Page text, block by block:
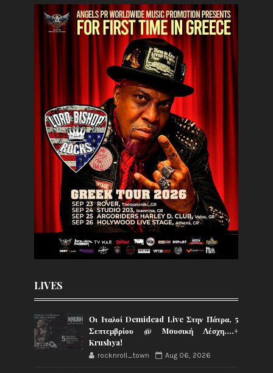
LIVES
Οι Ιταλοί Demidead Live Στην Πάτρα, 5
Σεπτεμβρίου @ Moυσική Λέσχη….+
Krushya!
rocknroll_town Aug 06, 2026